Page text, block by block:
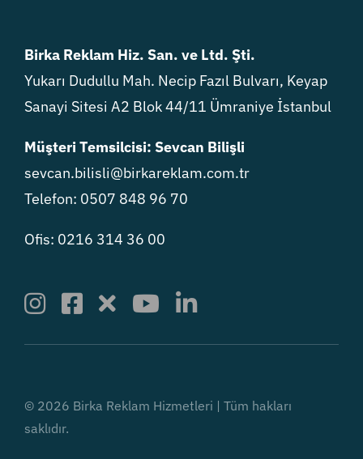
Birka Reklam Hiz. San. ve Ltd. Şti.
Yukarı Dudullu Mah. Necip Fazıl Bulvarı, Keyap
Sanayi Sitesi A2 Blok 44/11 Ümraniye İstanbul
Müşteri Temsilcisi: Sevcan Bilişli
sevcan.bilisli@birkareklam.com.tr
Telefon: 0507 848 96 70
Ofis: 0216 314 36 00
© 2026 Birka Reklam Hizmetleri | Tüm hakları
saklıdır.